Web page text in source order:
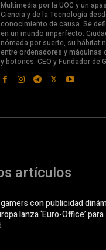
Multimedia por la UOC y un
Ciencia y de la Tecnología
conocimiento de causa. Se
en un mundo imperfecto.
nómada por suerte, su hábitat
entre ordenadores y máquinas
y botones. CEO y Fundador de
artículos
con publicidad
lanza ‘Euro-Office’ para